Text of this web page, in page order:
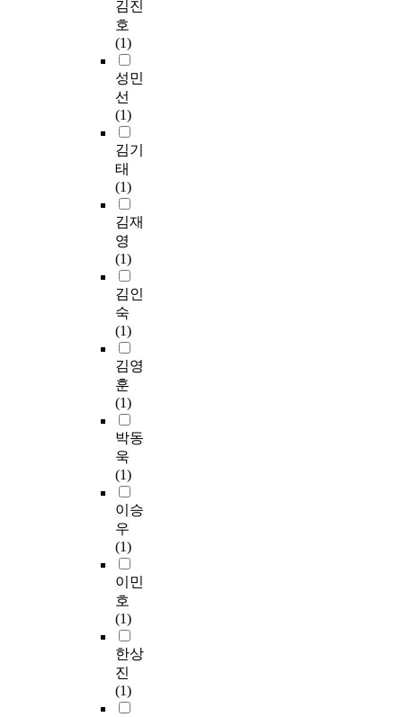
김진
호
(1)
성민
선
(1)
김기
태
(1)
김재
영
(1)
김인
숙
(1)
김영
훈
(1)
박동
욱
(1)
이승
우
(1)
이민
호
(1)
한상
진
(1)